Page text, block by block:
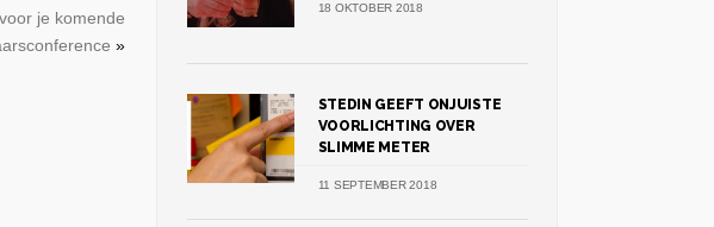
je komende
»
18 OKTOBER 2018
STEDIN GEEFT ONJUISTE
VOORLICHTING OVER
SLIMME METER
11 SEPTEMBER 2018